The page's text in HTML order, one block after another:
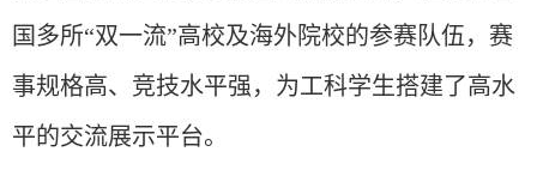
国多所“双一流”高校及海外院校的参赛队伍，赛
事规格高、竞技水平强，为工科学生搭建了高水
平的交流展示平台。